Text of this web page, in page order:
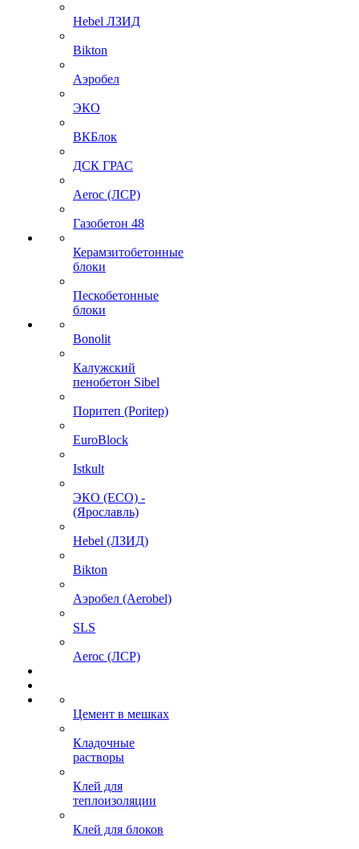
Hebel ЛЗИД
Bikton
Аэробел
ЭКО
ВКБлок
ДСК ГРАС
Aeroc (ЛСР)
Газобетон 48
Керамзитобетонные
блоки
Пескобетонные
блоки
Bonolit
Калужский
пенобетон Sibel
Поритеп (Poritep)
EuroBlock
Istkult
ЭКО (ECO) -
(Ярославль)
Hebel (ЛЗИД)
Bikton
Аэробел (Aerobel)
SLS
Aeroc (ЛСР)
Цемент в мешках
Кладочные
растворы
Клей для
теплоизоляции
Клей для блоков